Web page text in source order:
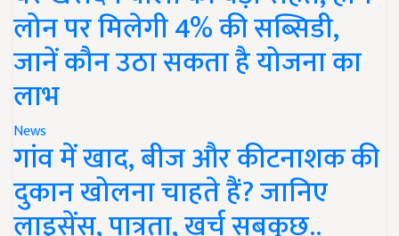
लोन पर मिलेगी 4% की सब्सिडी,
जानें कौन उठा सकता है योजना का
लाभ
News
गांव में खाद, बीज और कीटनाशक की
दुकान खोलना चाहते हैं? जानिए